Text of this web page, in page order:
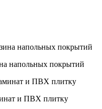
напольных покрытий
и ПВХ плитку